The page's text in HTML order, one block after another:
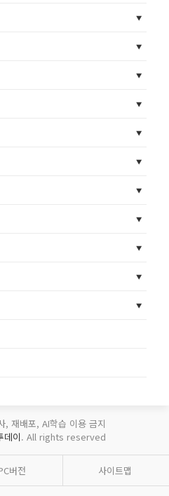
, 재배포, AI학습 이용 금지
데이. All rights reserved
버전 사이트맵